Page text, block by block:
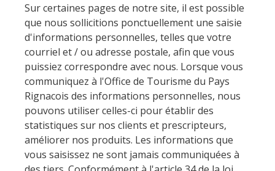
El museo de la fragua
un ojo en el pasado
artistas y artesanos
La gastronomía
local
La castaña
Las vinas
Las ferias y mercados
Descubrimiento del terruño
Sur certaines pages de notre site, il est possible
que nous sollicitions ponctuellement une saisie
d'informations personnelles, telles que votre
courriel et / ou adresse postale, afin que vous
puissiez correspondre avec nous. Lorsque vous
communiquez à l'Office de Tourisme du Pays
Rignacois des informations personnelles, nous
pouvons utiliser celles-ci pour établir des
statistiques sur nos clients et prescripteurs,
améliorer nos produits. Les informations que
vous saisissez ne sont jamais communiquées à